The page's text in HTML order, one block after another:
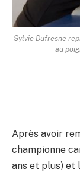
Sylvie Dufresne
au
Après avoir
championne
ans et plus) et